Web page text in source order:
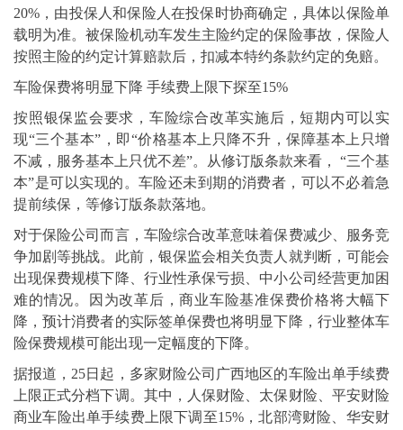
20%，由投保人和保险人在投保时协商确定，具体以保险单
载明为准。被保险机动车发生主险约定的保险事故，保险人
按照主险的约定计算赔款后，扣减本特约条款约定的免赔。
车险保费将明显下降 手续费上限下探至15%
按照银保监会要求，车险综合改革实施后，短期内可以实
现“三个基本”，即“价格基本上只降不升，保障基本上只增
不减，服务基本上只优不差”。从修订版条款来看， “三个基
本”是可以实现的。车险还未到期的消费者，可以不必着急
提前续保，等修订版条款落地。
对于保险公司而言，车险综合改革意味着保费减少、服务竞
争加剧等挑战。此前，银保监会相关负责人就判断，可能会
出现保费规模下降、行业性承保亏损、中小公司经营更加困
难的情况。因为改革后，商业车险基准保费价格将大幅下
降，预计消费者的实际签单保费也将明显下降，行业整体车
险保费规模可能出现一定幅度的下降。
据报道，25日起，多家财险公司广西地区的车险出单手续费
上限正式分档下调。其中，人保财险、太保财险、平安财险
商业车险出单手续费上限下调至15%，北部湾财险、华安财